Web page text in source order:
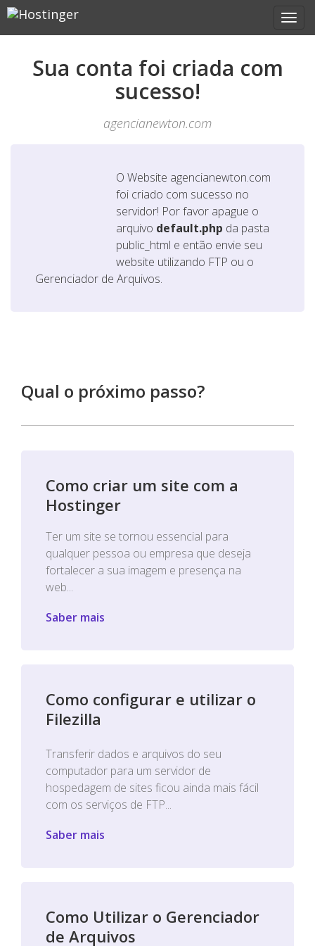
Sua conta foi criada com
sucesso!
agencianewton.com
O Website agencianewton.com
foi criado com sucesso no
servidor! Por favor apague o
arquivo default.php da pasta
public_html e então envie seu
website utilizando FTP ou o
Gerenciador de Arquivos.
Qual o próximo passo?
Como criar um site com a
Hostinger
Ter um site se tornou essencial para
qualquer pessoa ou empresa que deseja
fortalecer a sua imagem e presença na
web...
Saber mais
Como configurar e utilizar o
Filezilla
Transferir dados e arquivos do seu
computador para um servidor de
hospedagem de sites ficou ainda mais fácil
com os serviços de FTP...
Saber mais
Como Utilizar o Gerenciador
de Arquivos